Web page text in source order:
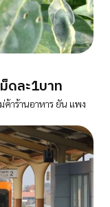
ดละ1บาท
าร้านอาหาร ยัน แพง